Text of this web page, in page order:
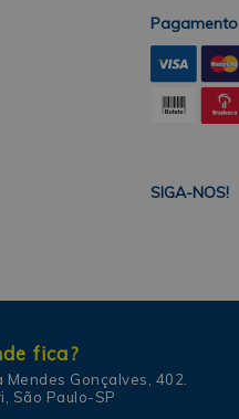
Pagamento
SIGA-NOS!
fica?
Mendes Gonçalves, 402.
São Paulo-SP